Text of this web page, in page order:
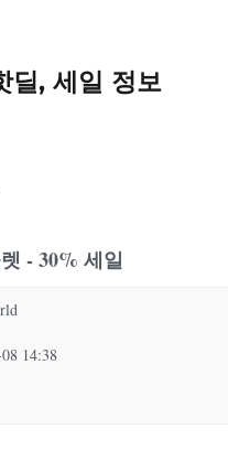
딜, 세일 정보
- 30% 세일
14:38